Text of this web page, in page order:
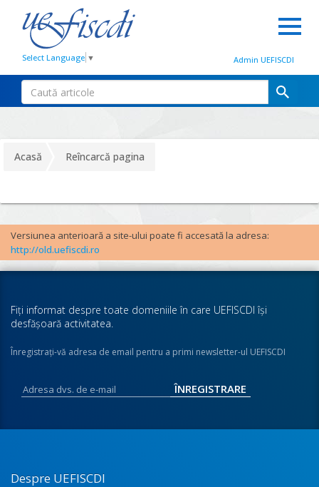
Select Language ▼ Admin UEFISCDI
Acasă Reîncarcă pagina
Versiunea anterioară a site-ului poate fi accesată la adresa:
http://old.uefiscdi.ro
Fiţi informat despre toate domeniile în care UEFISCDI îşi
desfăşoară activitatea.
Înregistraţi-vă adresa de email pentru a primi newsletter-ul UEFISCDI
Despre UEFISCDI